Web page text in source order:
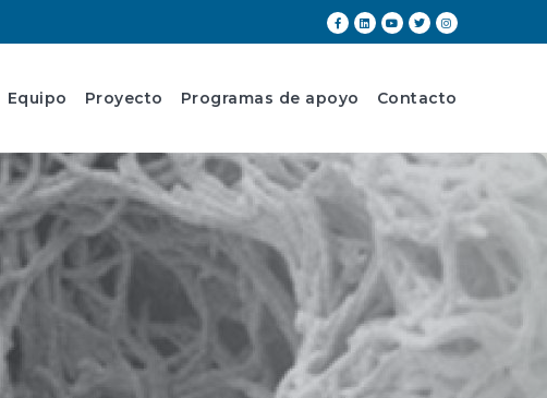
Equipo Proyecto Programas de apoyo Contacto